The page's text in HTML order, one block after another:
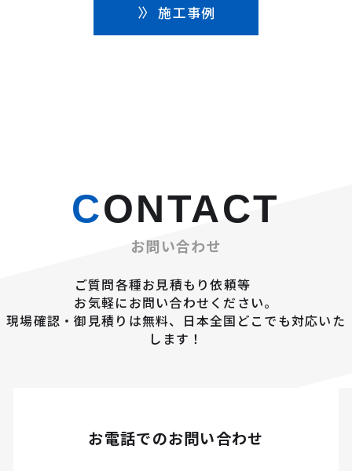
施工事例
CONTACT
お問い合わせ
ご質問各種お見積もり依頼等
お気軽にお問い合わせください。
現場確認・御見積りは無料、日本全国どこでも対応いた
します！
お電話でのお問い合わせ